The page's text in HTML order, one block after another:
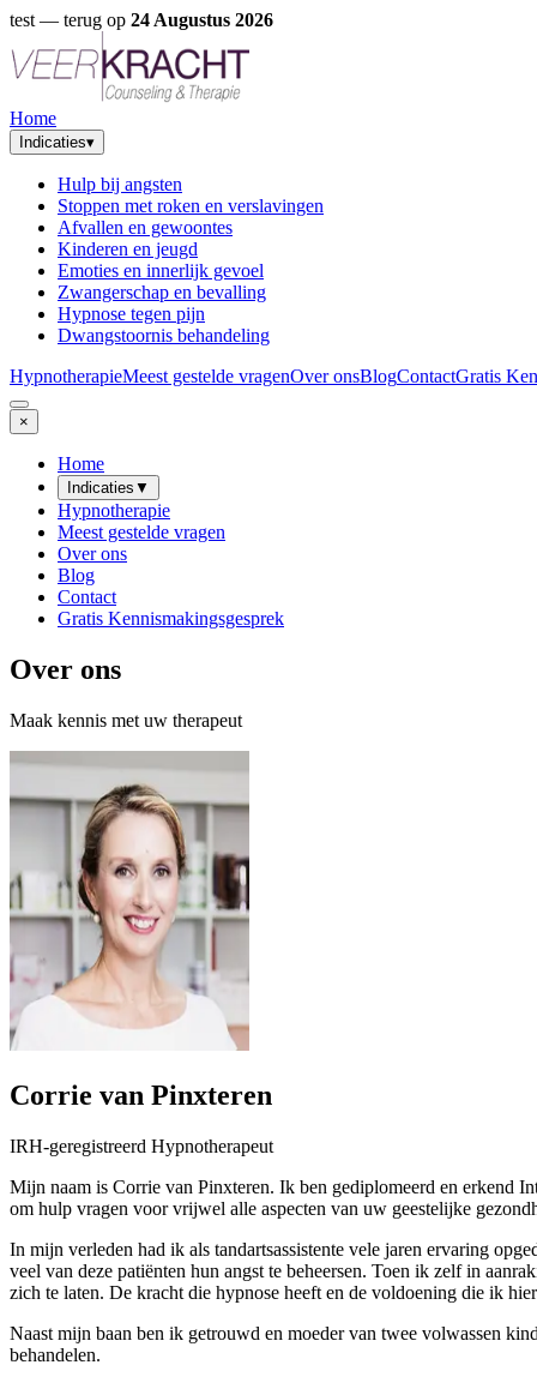
test — terug op 24 Augustus 2026
Home
Indicaties▾
Hulp bij angsten
Stoppen met roken en verslavingen
Afvallen en gewoontes
Kinderen en jeugd
Emoties en innerlijk gevoel
Zwangerschap en bevalling
Hypnose tegen pijn
Dwangstoornis behandeling
HypnotherapieMeest gestelde vragenOver onsBlogContactGratis
×
Home
Indicaties ▼
Hypnotherapie
Meest gestelde vragen
Over ons
Blog
Contact
Gratis Kennismakingsgesprek
Over ons
Maak kennis met uw therapeut
Corrie van Pinxteren
IRH-geregistreerd Hypnotherapeut
Mijn naam is Corrie van Pinxteren. Ik ben gediplomeerd en erkend
om hulp vragen voor vrijwel alle aspecten van uw geestelijke
In mijn verleden had ik als tandartsassistente vele jaren ervaring
veel van deze patiënten hun angst te beheersen. Toen ik zelf in
zich te laten. De kracht die hypnose heeft en de voldoening die ik
Naast mijn baan ben ik getrouwd en moeder van twee volwassen
behandelen.